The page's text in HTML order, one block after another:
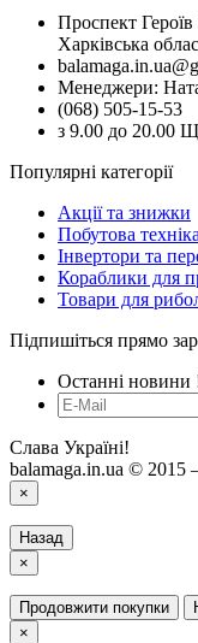
Проспект
Харківська
Менеджери:
(068) 505-15-53
з 9.00 до 20.00
Популярні категорії
Акції та знижки
Побутова
Інвертори та
Кораблики для
Товари для
Підпишіться прямо
Останні новини
Слава Україні!
balamaga.in.ua © 2015
×
Назад
×
Продовжити покупки
×